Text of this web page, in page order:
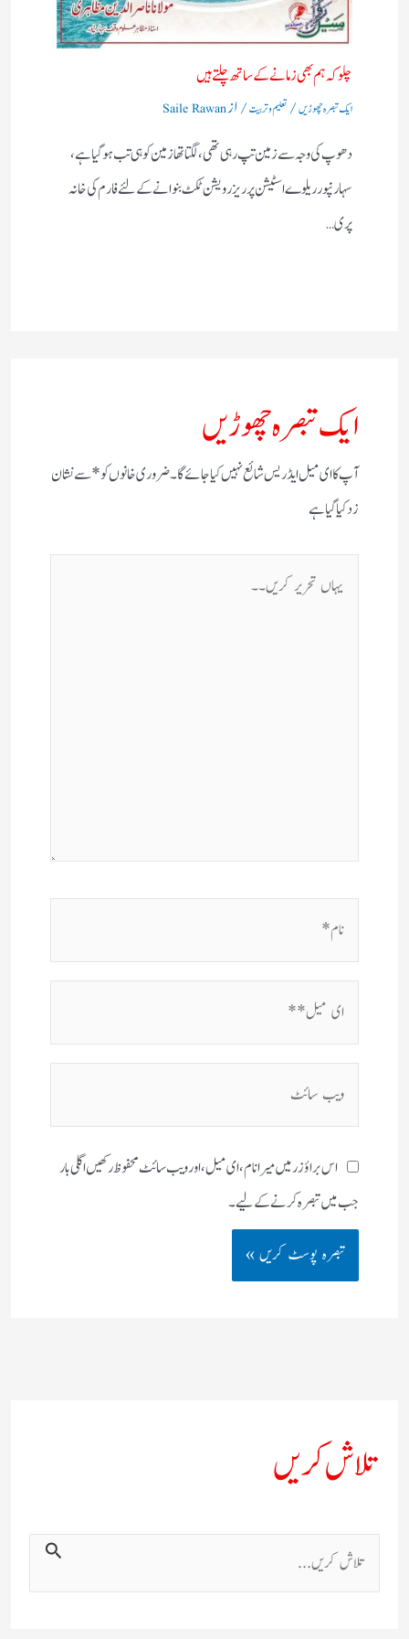
چلو کہ ہم بھی زمانے کے ساتھ چلتے ہیں
ایک تبصرہ چھوڑیں/ تعلیم و تربیت/ ازSaile Rawan
دھوپ کی وجہ سے زمین تپ رہی تھی، لگتا تھازمین کوہی تب ہوگیا ہے،
سہارنپورریلوے اسٹیشن پرریزرویشن ٹکٹ بنوانے کے لئے فارم کی خانہ
پری…
ایک تبصرہ چھوڑیں
آپ کا ای میل ایڈریس شائع نہیں کیا جائے گا۔ضروری خانوں کو*سے نشان
زد کیا گیا ہے
یہاں
تحریر
اس براؤزر میں میرا نام، ای میل، اور ویب سائٹ محفوظ رکھیں اگلی بار
جب میں تبصرہ کرنے کےلیے۔
تلاش کریں
ل